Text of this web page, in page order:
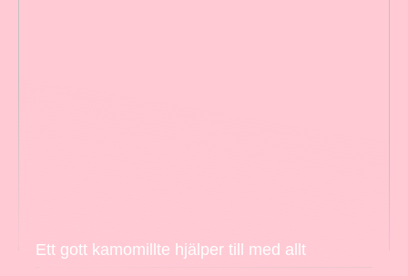
Ett gott kamomillte hjälper till med allt